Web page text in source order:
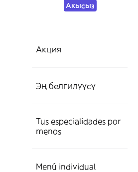
Акысыз
Акция
Эң белгилүүсү
Tus especialidades por
menos
Menú individual